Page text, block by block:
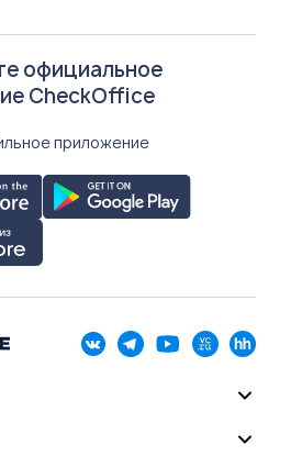
официальное
CheckOffice
приложение